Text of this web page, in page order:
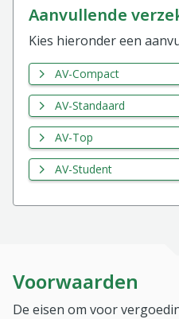
aanvullende
Kies hieronder een
AV-Compact
AV-Standaard
AV-Top
AV-Student
Voorwaarden
De eisen om voor